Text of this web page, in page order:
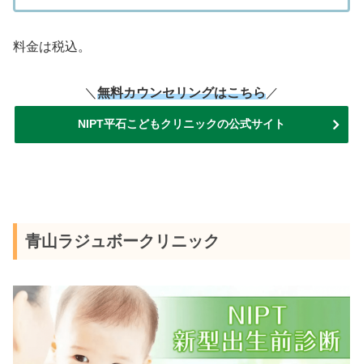
料金は税込。
＼ 無料カウンセリングはこちら ／
NIPT平石こどもクリニックの公式サイト
青山ラジュボークリニック